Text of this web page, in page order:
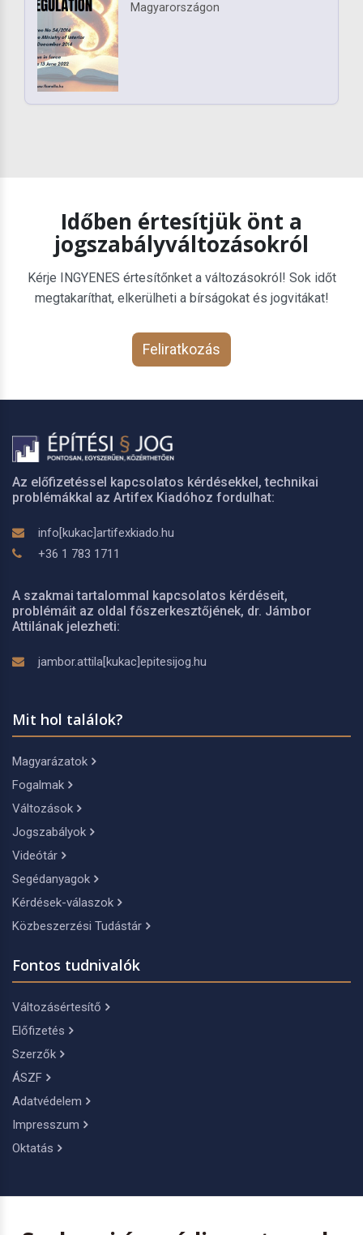
Magyarországon
Időben értesítjük önt a
jogszabályváltozásokról
Kérje INGYENES értesítőnket a változásokról! Sok időt
megtakaríthat, elkerülheti a bírságokat és jogvitákat!
Feliratkozás
Az előfizetéssel kapcsolatos kérdésekkel, technikai
problémákkal az Artifex Kiadóhoz fordulhat:
info[kukac]artifexkiado.hu
+36 1 783 1711
A szakmai tartalommal kapcsolatos kérdéseit,
problémáit az oldal főszerkesztőjének, dr. Jámbor
Attilának jelezheti:
jambor.attila[kukac]epitesijog.hu
Mit hol találok?
Magyarázatok
Fogalmak
Változások
Jogszabályok
Videótár
Segédanyagok
Kérdések-válaszok
Közbeszerzési Tudástár
Fontos tudnivalók
Változásértesítő
Előfizetés
Szerzők
ÁSZF
Adatvédelem
Impresszum
Oktatás